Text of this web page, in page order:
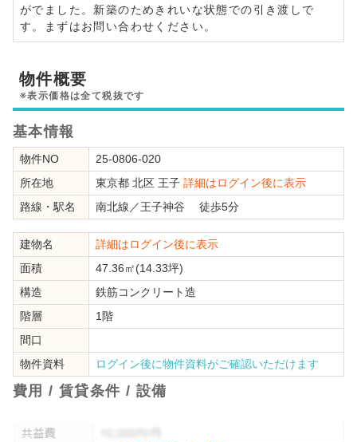
がでました。新築のためきれいな状態での引き渡しで
す。まずはお問い合わせください。
物件概要
※表示価格は全て税抜です
基本情報
物件NO
25-0806-020
所在地
東京都 北区 王子 詳細はログイン後に表示
路線・駅名
南北線 ／王子神谷 徒歩5分
建物名
詳細はログイン後に表示
面積
47.36㎡(14.33坪)
構造
鉄筋コンクリート造
階層
1階
間口
物件資料
ログイン後に物件資料がご確認いただけます
費用 / 賃貸条件 / 設備